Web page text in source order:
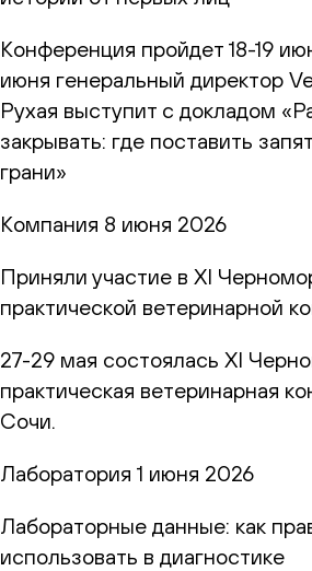
Конференция пройдет 18-19
июня генеральный директор
Рухая выступит с докладом
закрывать: где поставить
грани»
Компания 8 июня 2026
Приняли участие в XI
практической ветеринарной
27-29 мая состоялась XI
практическая ветеринарная
Сочи.
Лаборатория 1 июня 2026
Лабораторные данные: как
использовать в диагностике